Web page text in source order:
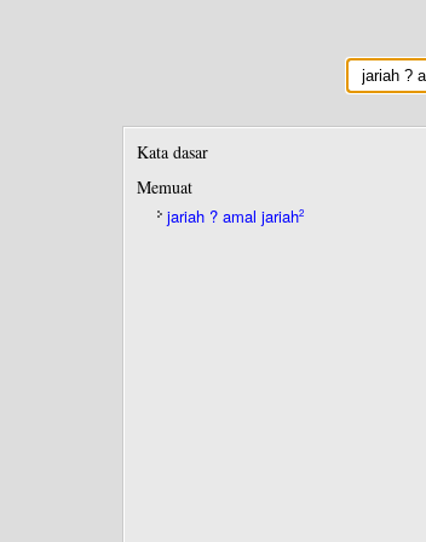
Kata dasar
Memuat
jariah ? amal jariah2